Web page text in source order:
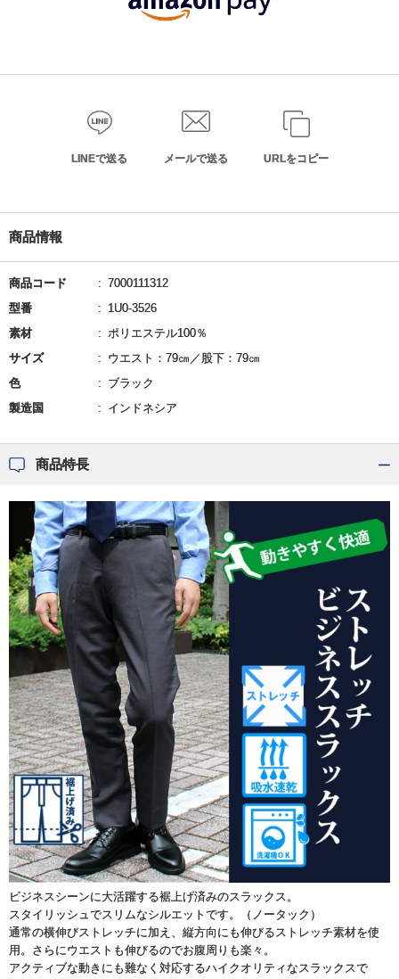
LINEで送る メールで送る URLをコピー
商品情報
商品コード
7000111312
型番
1U0-3526
素材
ポリエステル100％
サイズ
ウエスト：79㎝／股下：79㎝
色
ブラック
製造国
インドネシア
商品特長
ビジネスシーンに大活躍する裾上げ済みのスラックス。
スタイリッシュでスリムなシルエットです。（ノータック）
通常の横伸びストレッチに加え、縦方向にも伸びるストレッチ素材を使
用。さらにウエストも伸びるのでお腹周りも楽々。
アクティブな動きにも難なく対応するハイクオリティなスラックスで